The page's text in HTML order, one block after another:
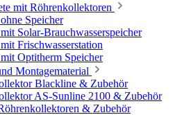
mit Röhrenkollektoren
Speicher
Solar-Brauchwasserspeicher
Frischwasserstation
Optitherm Speicher
Montagematerial
Blackline & Zubehör
AS-Sunline 2100 & Zubehör
& Zubehör